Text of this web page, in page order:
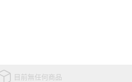
目前無任何商品